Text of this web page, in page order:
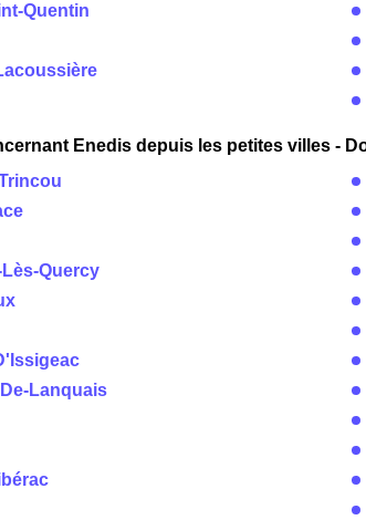
Quentin
Enedis depuis les petites villes -
Quercy
Lanquais